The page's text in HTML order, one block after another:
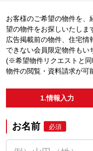
お客様のご希望の物件を、
望の物件をお探しいたしま
広告掲載前の物件、住宅情
できない会員限定物件もい
(※希望物件リクエストと
物件の閲覧・資料請求が可
1.情報入力
お名前 必須